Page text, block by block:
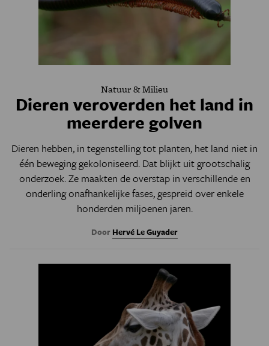
Natuur & Milieu
Dieren veroverden het land in
meerdere golven
Dieren hebben, in tegenstelling tot planten, het land niet in
één beweging gekoloniseerd. Dat blijkt uit grootschalig
onderzoek. Ze maakten de overstap in verschillende en
onderling onafhankelijke fases, gespreid over enkele
honderden miljoenen jaren.
Door Hervé Le Guyader